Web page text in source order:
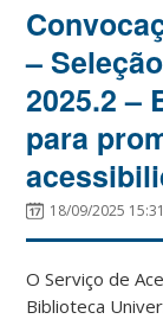
–
2025.2 –
para
18/09/2025 15:31
O Serviço de
Biblioteca